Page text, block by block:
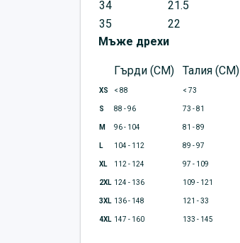
34
21.5
35
22
Мъже дрехи
Гърди (CM) Талия (CM)
XS < 88 < 73
S 88 - 96 73 - 81
M 96 - 104 81 - 89
L 104 - 112 89 - 97
XL 112 - 124 97 - 109
2XL 124 - 136 109 - 121
3XL 136 - 148 121 - 33
4XL 147 - 160 133 - 145